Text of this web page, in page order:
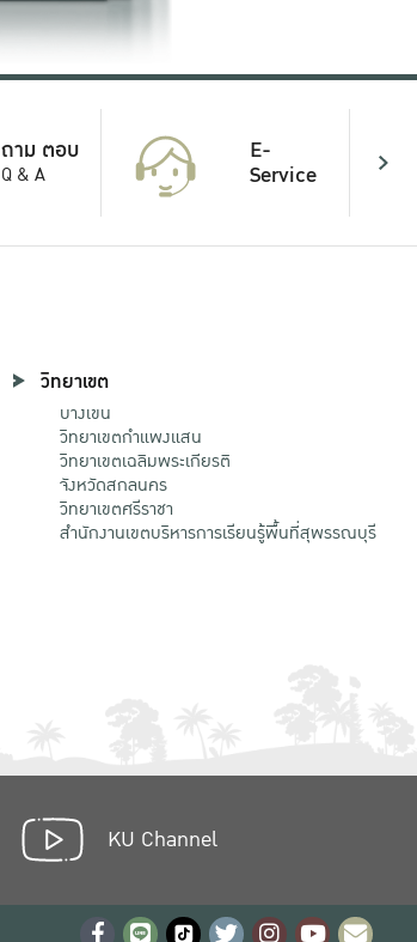
ถาม ตอบ
Q & A
E-
Service
วิทยาเขต
บางเขน
วิทยาเขตกําแพงแสน
วิทยาเขตเฉลิมพระเกียรติ
จังหวัดสกลนคร
วิทยาเขตศรีราชา
สำนักงานเขตบริหารการเรียนรู้พื้นที่สุพรรณบุรี
KU Channel